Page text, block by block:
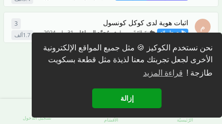
نحن نستخدم الكوكيز 🍪 مثل جميع المواقع الإلكترونية
الأخرى لجعل تجربتك معنا لذيذة مثل قطعة بسكويت
طازجة ! قراءة المزيد
إزالة
م اثبات هوية لدى كوكل كونسول
جوجل بلاي تمّ الرّدّ من طرفمُحمَّد الورياغلي 31 مايو 2024 1.7ألف
3
1
الرّئيسيّة الأقسَام تسجيل الدّخول